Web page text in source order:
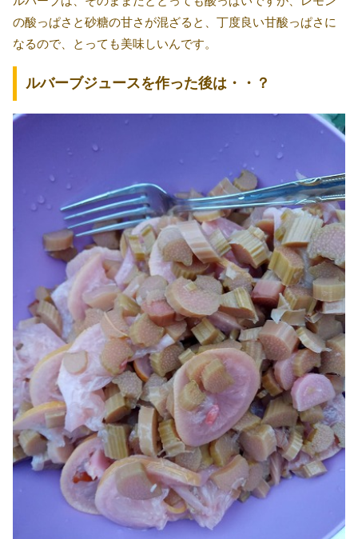
の酸っぱさと砂糖の甘さが混ざると、丁度良い甘酸っぱさに
なるので、とっても美味しいんです。
ルバーブジュースを作った後は・・？